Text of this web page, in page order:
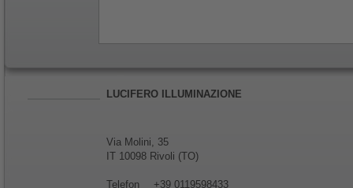
LUCIFERO ILLUMINAZIONE
Via Molini, 35
IT 10098 Rivoli (TO)
Telefon
+39 0119598433